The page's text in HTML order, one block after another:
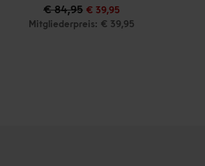
€ 84,95 € 39,95
Mitgliederpreis: € 39,95